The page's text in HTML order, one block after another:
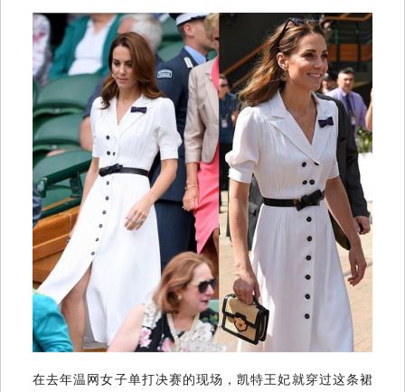
在去年温网女子单打决赛的现场，凯特王妃就穿过这条裙